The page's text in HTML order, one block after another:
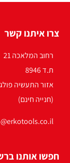
צרו איתנו קשר
רחוב המלאכה 21
ת.ד 8946
אזור התעשיה
(חנייה חינם)
חפשו אותנו